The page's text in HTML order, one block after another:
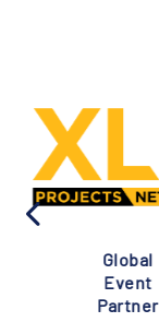
Global
Event
Partner